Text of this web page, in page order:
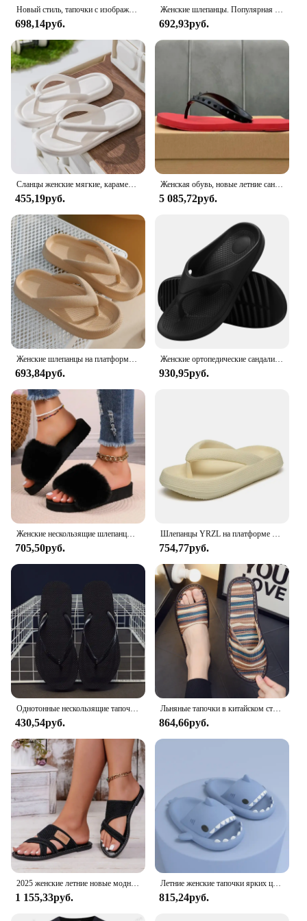
Новый стиль, тапочки с изображением акулы, женские летние милые шлепанцы из ЭВА, мужские нескользящие домашние и уличные шлепанцы, пляжная обувь для девочек и мальчиков, сандалии
698,14руб.
Женские шлепанцы. Популярная дизайнерская обувь. Тренд 2024. Повседневные сандалии на платформе. Нескользящие уличные тапочки. Уникальные функции. Сандалии на плоской подошве.
692,93руб.
Сланцы женские мягкие, карамельные цвета, удобные шлепанцы для дома, летняя обувь
455,19руб.
Женская обувь, новые летние сандалии, тапочки на плоской подошве, шлепанцы с бантом и заклепками, садовая прозрачная обувь, пляжные сандалии, женские шлепанцы с шипами
5 085,72руб.
693,84руб.
Женские ортопедические сандалии Smile Pop, мягкие пляжные шлепанцы с поддержкой свода стопы, лето
930,95руб.
705,50руб. 754,77руб.
430,54руб.
Льняные тапочки в китайском стиле, летние мужские и женские домашние шлепанцы с цветочным принтом, обувь в этническом стиле, удобная нескользящая подошва из коровьей сухожилий
864,66руб.
1 155,33руб.
Летние женские тапочки ярких цветов из ЭВА с акулой, мужские уличные пляжные нескользящие сандалии, детские домашние непромокаемые шлепанцы для ванной комнаты
815,24руб.